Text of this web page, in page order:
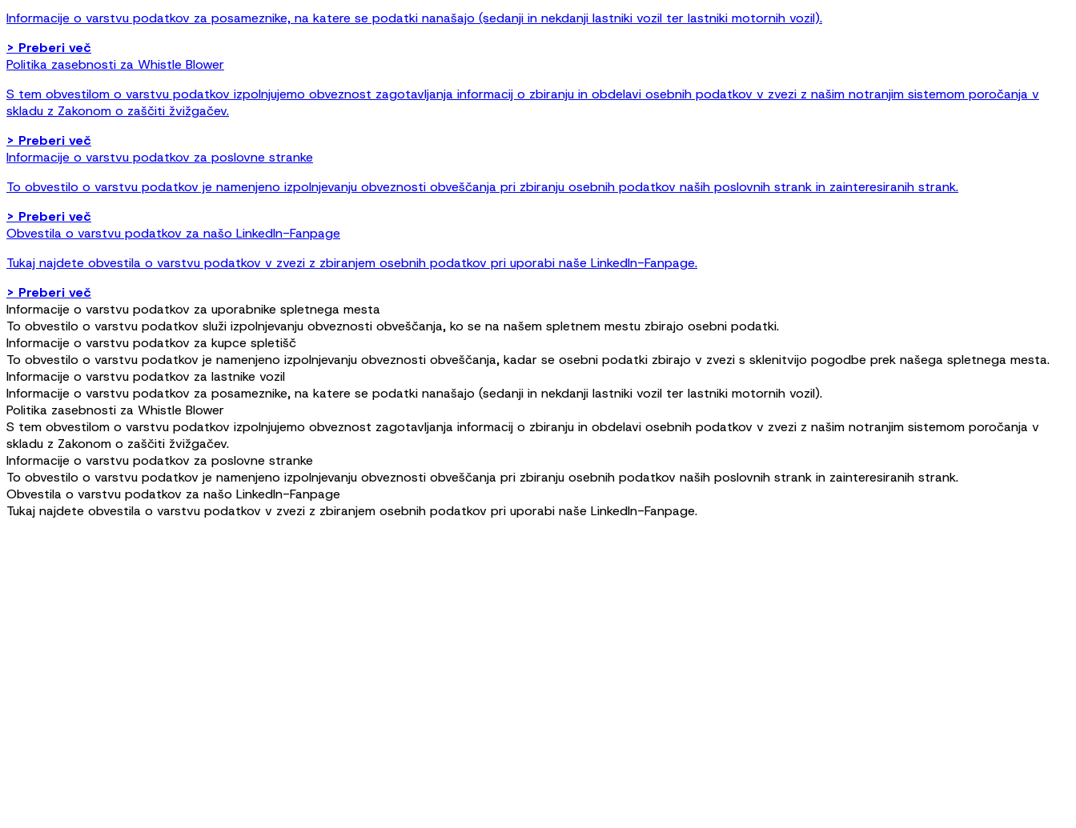
Informacije o varstvu podatkov za posameznike, na katere se podatki nanašajo (sedanji in nekdanji lastniki vozil ter lastniki motornih vozil).
> Preberi več
Politika zasebnosti za Whistle Blower
S tem obvestilom o varstvu podatkov izpolnjujemo obveznost zagotavljanja informacij o zbiranju in obdelavi osebnih podatkov v zvezi z našim notranjim sistemom poročanja v
skladu z Zakonom o zaščiti žvižgačev.
> Preberi več
Informacije o varstvu podatkov za poslovne stranke
To obvestilo o varstvu podatkov je namenjeno izpolnjevanju obveznosti obveščanja pri zbiranju osebnih podatkov naših poslovnih strank in zainteresiranih strank.
> Preberi več
Obvestila o varstvu podatkov za našo LinkedIn-Fanpage
Tukaj najdete obvestila o varstvu podatkov v zvezi z zbiranjem osebnih podatkov pri uporabi naše LinkedIn-Fanpage.
> Preberi več
Informacije o varstvu podatkov za uporabnike spletnega mesta
To obvestilo o varstvu podatkov služi izpolnjevanju obveznosti obveščanja, ko se na našem spletnem mestu zbirajo osebni podatki.
Informacije o varstvu podatkov za kupce spletišč
To obvestilo o varstvu podatkov je namenjeno izpolnjevanju obveznosti obveščanja, kadar se osebni podatki zbirajo v zvezi s sklenitvijo pogodbe prek našega spletnega mesta.
Informacije o varstvu podatkov za lastnike vozil
Informacije o varstvu podatkov za posameznike, na katere se podatki nanašajo (sedanji in nekdanji lastniki vozil ter lastniki motornih vozil).
Politika zasebnosti za Whistle Blower
S tem obvestilom o varstvu podatkov izpolnjujemo obveznost zagotavljanja informacij o zbiranju in obdelavi osebnih podatkov v zvezi z našim notranjim sistemom poročanja v
skladu z Zakonom o zaščiti žvižgačev.
Informacije o varstvu podatkov za poslovne stranke
To obvestilo o varstvu podatkov je namenjeno izpolnjevanju obveznosti obveščanja pri zbiranju osebnih podatkov naših poslovnih strank in zainteresiranih strank.
Obvestila o varstvu podatkov za našo LinkedIn-Fanpage
Tukaj najdete obvestila o varstvu podatkov v zvezi z zbiranjem osebnih podatkov pri uporabi naše LinkedIn-Fanpage.